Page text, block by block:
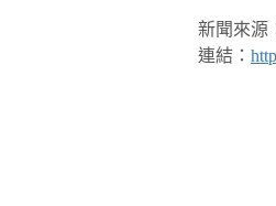
新聞來源
連結：